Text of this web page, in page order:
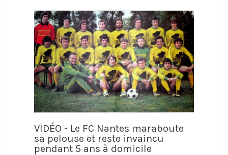
VIDÉO - Le FC Nantes maraboute
sa pelouse et reste invaincu
pendant 5 ans à domicile